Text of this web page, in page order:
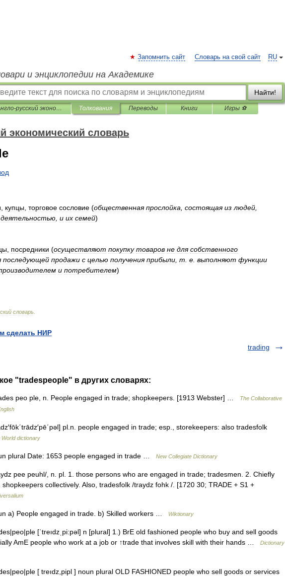
RU
Запомнить сайт Словарь на свой сайт
и энциклопедии на Академике
Найти!
Англо-русский экономический словарь Толкования Переводы Книги Игры ⚽
экономический словарь
купцы торговое сословие (общественная прослойка состоящая из людей
деятельностью и их семей)
посредники (осуществляют покупку товаров не для собственного
последующей продажи с целью получения прибыли т е выполняют функции
и потребителем)
словарь
сделать НИР
trading
"tradespeople" в других словарях:
peo ple, n. People engaged in trade; shopkeepers. [1913 Webster] …
The Collaborative
pl.n. people engaged in trade; esp., storekeepers: also tradesfolk
World dictionary
plural Date: 1653 people engaged in trade … New Collegiate Dictionary
pee peuhl/, n. pl. 1. those persons who are engaged in trade; tradesmen. 2. Chiefly
collectively. Also, tradesfolk /traydz fohk /. [1720 30; TRADE + S1 +
a) People engaged in trade. b) Skilled workers … Wiktionary
[ˈtreıdzˌpi:pəl] n [plural] 1.) BrE old fashioned people who buy and sell goods
AmE people who work at a job or ↑trade that involves skill with their hands …
Dictionary
[ treıdz,pipl ] noun plural OLD FASHIONED people who sell goods or services